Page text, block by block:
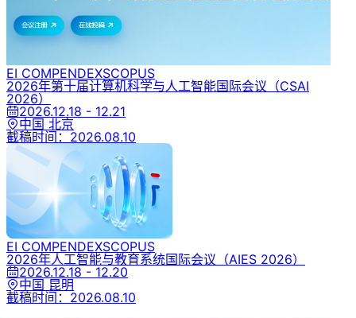
EI COMPENDEXSCOPUS
2026年第十届计算机科学与人工智能国际会议 （CSAI
2026）
2026.12.18 - 12.21
中国 北京
截稿时间： 2026.08.10
EI COMPENDEXSCOPUS
2026年人工智能与教育系统国际会议 （AIES 2026）
2026.12.18 - 12.20
中国 昆明
截稿时间： 2026.08.10